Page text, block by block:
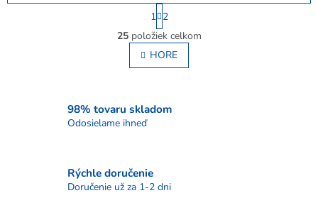
O
v
l
á
c
k
S
t
r
á
n
k
a
n
1 2
25položiek celkom
HORE
98% tovaru skladom
Odosielame ihneď
Rýchle doručenie
Doručenie už za 1-2 dni